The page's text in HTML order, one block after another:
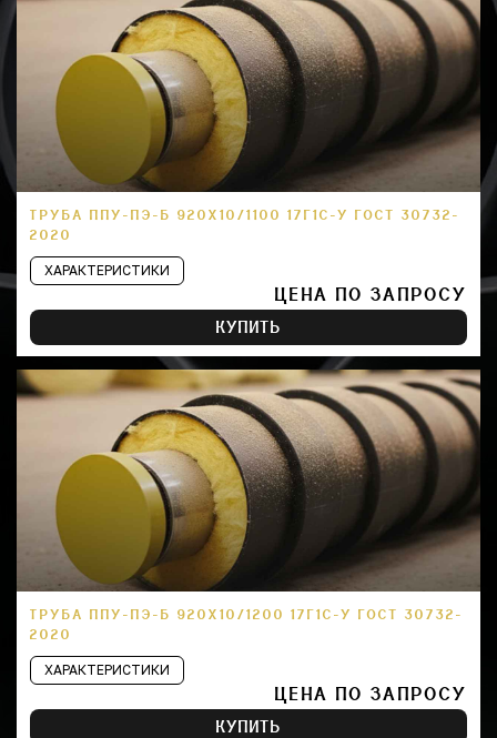
ТРУБА ППУ-ПЭ-Б 920Х10/1100 17Г1С-У ГОСТ 30732-
2020
ХАРАКТЕРИСТИКИ
ЦЕНА ПО ЗАПРОСУ
КУПИТЬ
ТРУБА ППУ-ПЭ-Б 920Х10/1200 17Г1С-У ГОСТ 30732-
2020
ХАРАКТЕРИСТИКИ
ЦЕНА ПО ЗАПРОСУ
КУПИТЬ